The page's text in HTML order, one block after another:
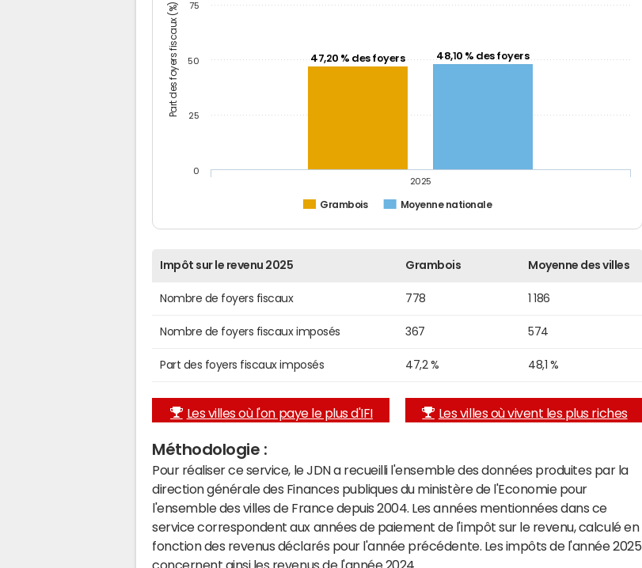
Part des foyers fiscaux (%) 47,20 % des foyers 48,10 % des foyers
Grambois Moyenne nationale
2025
0
25
50
75
Impôt sur le revenu 2025 Grambois Moyenne des villes
Nombre de foyers fiscaux 778 1 186
Nombre de foyers fiscaux imposés 367 574
Part des foyers fiscaux imposés 47,2 % 48,1 %
Les villes où l'on paye le plus d'IFI Les villes où vivent les plus riches
Méthodologie :
Pour réaliser ce service, le JDN a recueilli l'ensemble des données produites par la
direction générale des Finances publiques du ministère de l'Economie pour
l'ensemble des villes de France depuis 2004. Les années mentionnées dans ce
service correspondent aux années de paiement de l'impôt sur le revenu, calculé en
fonction des revenus déclarés pour l'année précédente. Les impôts de l'année 2025
concernent ainsi les revenus de l'année 2024.